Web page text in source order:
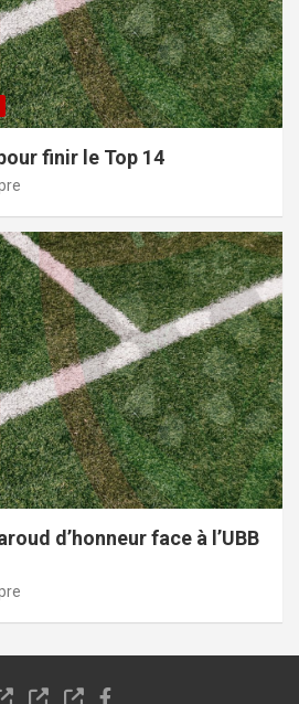
finir le Top 14
d’honneur face à l’UBB